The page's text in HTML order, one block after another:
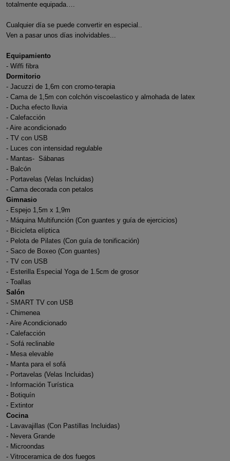
totalmente equipada….
Cualquier día se puede convertir en especial..
Ven a pasar unos días inolvidables...
Equipamiento
- Wiffi fibra
Dormitorio
- Jacuzzi de 1,6m con cromo-terapia
- Cama de 1,5m con colchón viscoelastico y almohada de latex
- Ducha efecto lluvia
- Calefacción
- Aire acondicionado
- TV con USB
- Luces con intensidad regulable
- Mantas- Sábanas
- Balcón
- Portavelas (Velas Incluidas)
- Cama decorada con petalos
Gimnasio
- Espejo 1,5m x 1,9m
- Máquina Multifunción (Con guantes y guía de ejercicios)
- Bicicleta elíptica
- Pelota de Pilates (Con guía de tonificación)
- Saco de Boxeo (Con guantes)
- TV con USB
- Esterilla Especial Yoga de 1.5cm de grosor
- Toallas
Salón
- SMART TV con USB
- Chimenea
- Aire Acondicionado
- Calefacción
- Sofá reclinable
- Mesa elevable
- Manta para el sofá
- Portavelas (Velas Incluidas)
- Información Turística
- Botiquín
- Extintor
Cocina
- Lavavajillas (Con Pastillas Incluidas)
- Nevera Grande
- Microondas
- Vitroceramica de dos fuegos